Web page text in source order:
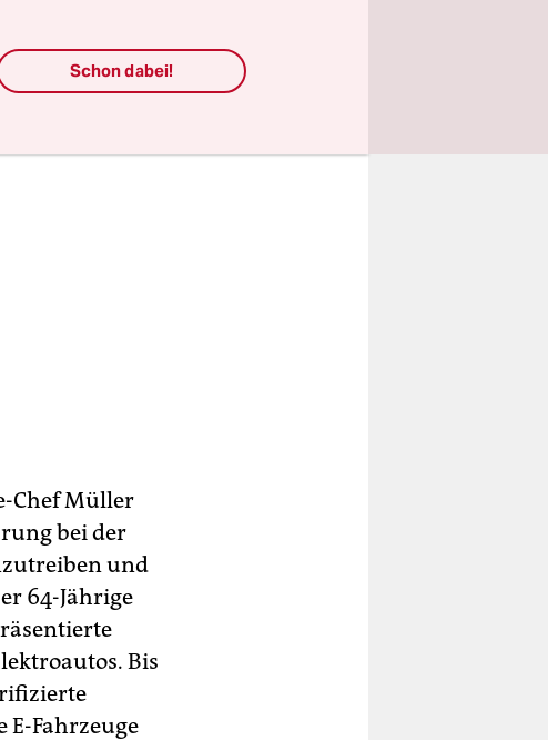
Chef Müller
bei der
und
64-Jährige
Bis
Fahrzeuge
Schon dabei!